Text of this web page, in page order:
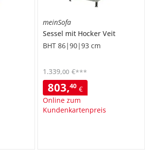
meinSofa
Sessel mit Hocker Veit
BHT 86|90|93 cm
803,40 €
Online zum
Kundenkartenpreis
1.339,00 €***